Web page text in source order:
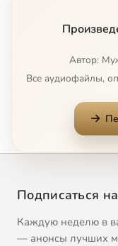
Стихиры на
11 Ныне
Богородице
Автор:
Все аудиофайлы,
Подписаться
Каждую неделю в
— анонсы лучших